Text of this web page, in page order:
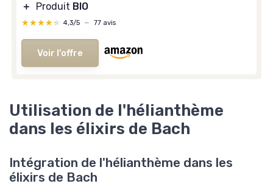
＋
Produit BIO
★★★★★
★★★★★ 4,3/5 — 77 avis
Voir l'offre
Utilisation de l'hélianthème
dans les élixirs de Bach
Intégration de l'hélianthème dans les
élixirs de Bach